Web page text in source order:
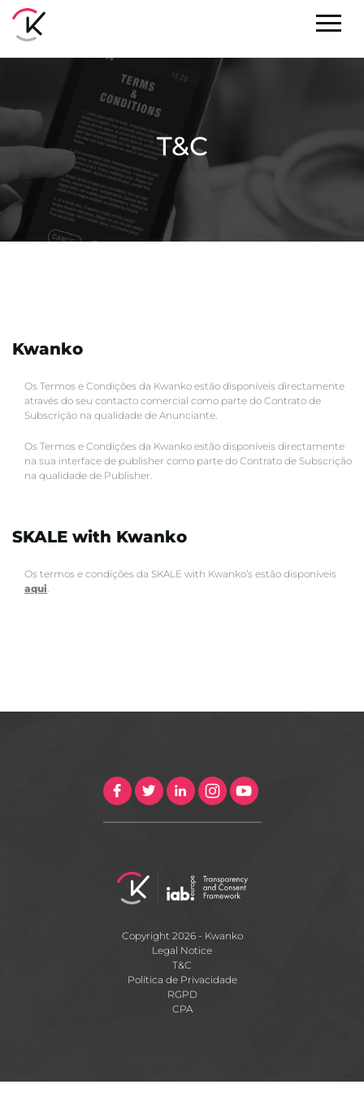
T&C
Kwanko
Os Termos e Condições da Kwanko estão disponíveis directamente
através do seu contacto comercial como parte do Contrato de
Subscrição na qualidade de Anunciante.
Os Termos e Condições da Kwanko estão disponíveis directamente
na sua interface de publisher como parte do Contrato de Subscrição
na qualidade de Publisher.
SKALE with Kwanko
Os termos e condições da SKALE with Kwanko’s estão disponíveis
aqui.
Copyright 2026 - Kwanko
Legal Notice
T&C
Política de Privacidade
RGPD
CPA